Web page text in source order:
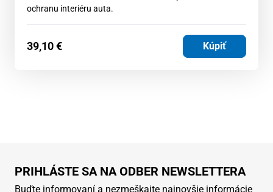
ochranu interiéru auta.
39,10€ Kúpiť
PRIHLÁSTE SA NA ODBER NEWSLETTERA
Buďte informovaní a nezmeškajte najnovšie informácie